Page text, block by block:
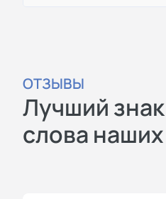
ОТЗЫВЫ
Лучший
слова